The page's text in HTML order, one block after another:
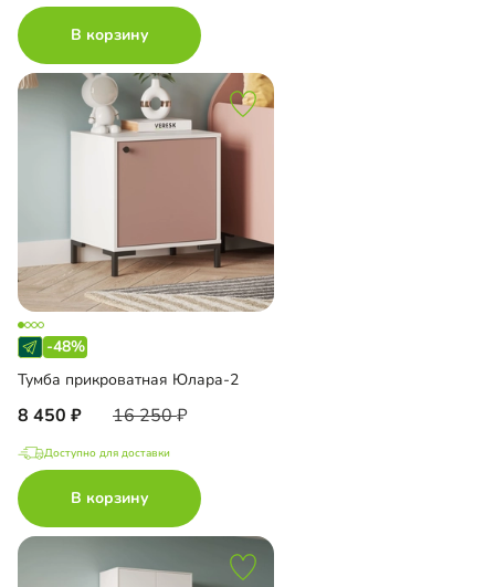
В корзину
-48%
Тумба прикроватная Юлара-2
8 450 16 250
Доступно для доставки
В корзину